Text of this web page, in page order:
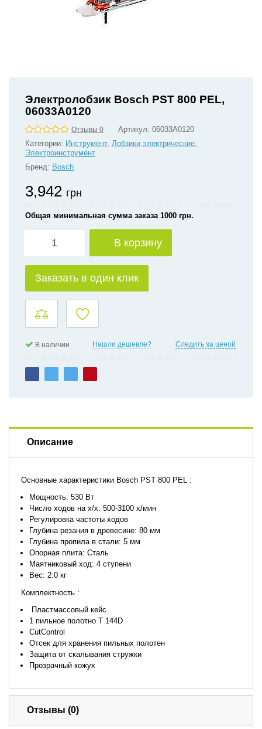
Электролобзик Bosch PST 800 PEL,
06033A0120
Отзывы 0 Артикул: 06033A0120
Категории: Инструмент, Лобзики электрические,
Электроинструмент
Бренд: Bosch
3,942 грн
Общая минимальная сумма заказа 1000 грн.
В корзину
Заказать в один клик
В наличии Нашли дешевле? Следить за ценой
Описание
Основные характеристики Bosch PST 800 PEL :
Мощность: 530 Вт
Число ходов на х/х: 500-3100 х/мин
Регулировка частоты ходов
Глубина резания в древесине: 80 мм
Глубина пропила в стали: 5 мм
Опорная плита: Сталь
Маятниковый ход: 4 ступени
Вес: 2.0 кг
Комплектность :
Пластмассовый кейс
1 пильное полотно T 144D
CutControl
Отсек для хранения пильных полотен
Защита от скалывания стружки
Прозрачный кожух
Отзывы (0)